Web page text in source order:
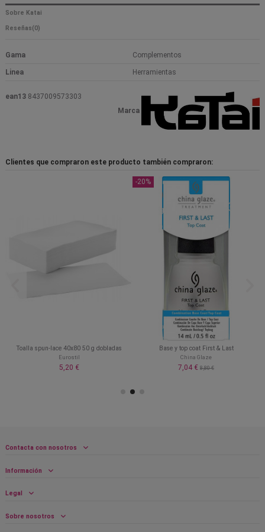
Sobre Katai
Reseñas(0)
Gama Complementos
Linea Herramientas
Marca
ean13 8437009573303
Clientes que compraron este producto también compraron:
Toalla spun-lace 40x80 50 g dobladas
Eurostil
5,20 €
-20%
Base y top coat First & Last
China Glaze
7,04 € 8,80 €
Contacta con nosotros
Información
Legal
Sobre nosotros